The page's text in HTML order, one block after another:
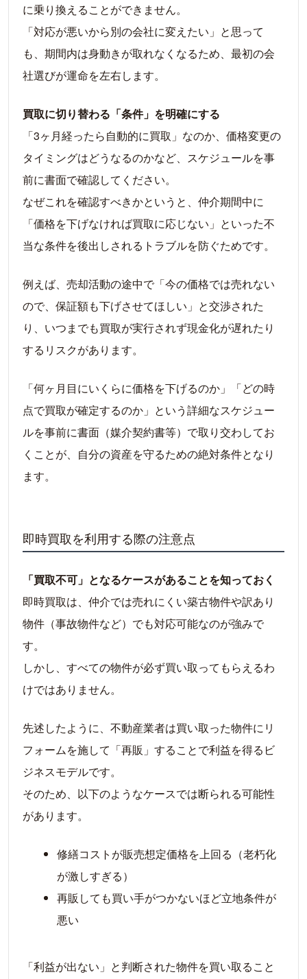
に乗り換えることができません。
「対応が悪いから別の会社に変えたい」と思って
も、期間内は身動きが取れなくなるため、最初の会
社選びが運命を左右します。
買取に切り替わる「条件」を明確にする
「3ヶ月経ったら自動的に買取」なのか、価格変更の
タイミングはどうなるのかなど、スケジュールを事
前に書面で確認してください。
なぜこれを確認すべきかというと、仲介期間中に
「価格を下げなければ買取に応じない」といった不
当な条件を後出しされるトラブルを防ぐためです。
例えば、売却活動の途中で「今の価格では売れない
ので、保証額も下げさせてほしい」と交渉された
り、いつまでも買取が実行されず現金化が遅れたり
するリスクがあります。
「何ヶ月目にいくらに価格を下げるのか」「どの時
点で買取が確定するのか」という詳細なスケジュー
ルを事前に書面（媒介契約書等）で取り交わしてお
くことが、自分の資産を守るための絶対条件となり
ます。
即時買取を利用する際の注意点
「買取不可」となるケースがあることを知っておく
即時買取は、仲介では売れにくい築古物件や訳あり
物件（事故物件など）でも対応可能なのが強みで
す。
しかし、すべての物件が必ず買い取ってもらえるわ
けではありません。
先述したように、不動産業者は買い取った物件にリ
フォームを施して「再販」することで利益を得るビ
ジネスモデルです。
そのため、以下のようなケースでは断られる可能性
があります。
修繕コストが販売想定価格を上回る（老朽化
が激しすぎる）
再販しても買い手がつかないほど立地条件が
悪い
「利益が出ない」と判断された物件を買い取ること